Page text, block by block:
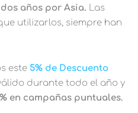
años por Asia. Las
utilizarlos, siempre han
este 5% de Descuento
durante todo el año y
en campañas puntuales.